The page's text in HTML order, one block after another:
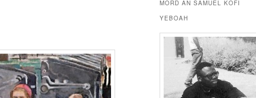
MORD AN SAMUEL KOFI
YEBOAH